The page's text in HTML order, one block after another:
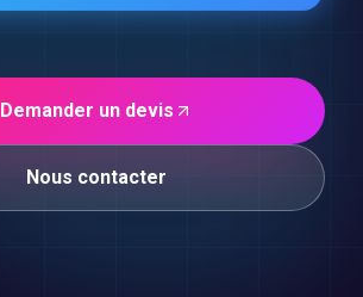
Demander un devis
Nous contacter